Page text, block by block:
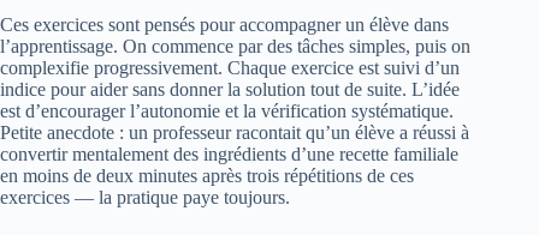
Ces exercices sont pensés pour accompagner un élève dans
l’apprentissage. On commence par des tâches simples, puis on
complexifie progressivement. Chaque exercice est suivi d’un
indice pour aider sans donner la solution tout de suite. L’idée
est d’encourager l’autonomie et la vérification systématique.
Petite anecdote : un professeur racontait qu’un élève a réussi à
convertir mentalement des ingrédients d’une recette familiale
en moins de deux minutes après trois répétitions de ces
exercices — la pratique paye toujours.